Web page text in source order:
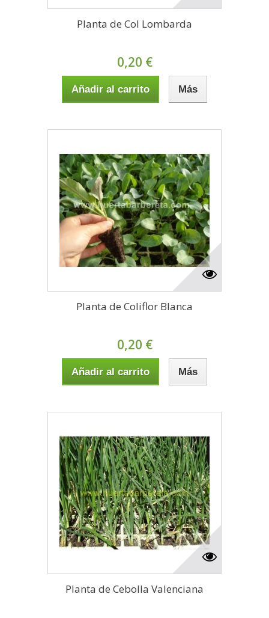
Planta de Col Lombarda
0,20 €
Añadir al carrito Más
Planta de Coliflor Blanca
0,20 €
Añadir al carrito Más
Planta de Cebolla Valenciana